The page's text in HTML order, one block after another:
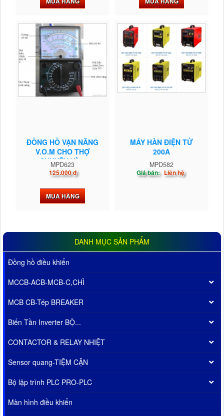
ĐỒNG HỒ VẠN NĂNG
V.O.M CHO THỢ
CHUYÊN VÀ...
MPD623
125.000 đ
MUA HÀNG
MÁY HÀN ĐIỆN TỬ
200A
MPD582
Giá bán: Liên hệ
DANH MỤC SẢN PHẨM
Đồng hồ điều khiển
MCCB-ACB-MCB-C,CHÌ
MCB CB-Tép BREAKER
Biến Tần Inverter BỘ...
CONTACTOR & RELAY NHIỆT
Sensor quang-TIỆM CẬN
Bộ lập trình PLC PRO-PLC
Màn hình điều khiển